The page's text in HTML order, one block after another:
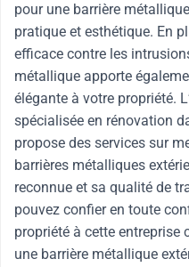
pour une barrière
pratique et esthétique. En
efficace contre les
métallique apporte
élégante à votre propriété.
spécialisée en rénovation
propose des services sur
barrières métalliques
reconnue et sa qualité de
pouvez confier en toute
propriété à cette entreprise
une barrière métallique